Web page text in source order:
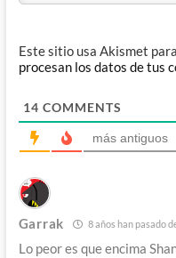
Este sitio usa Akismet
procesan los datos de tus
14 COMMENTS
más antiguos
Garrak 8 años han pasado
Lo peor es que encima